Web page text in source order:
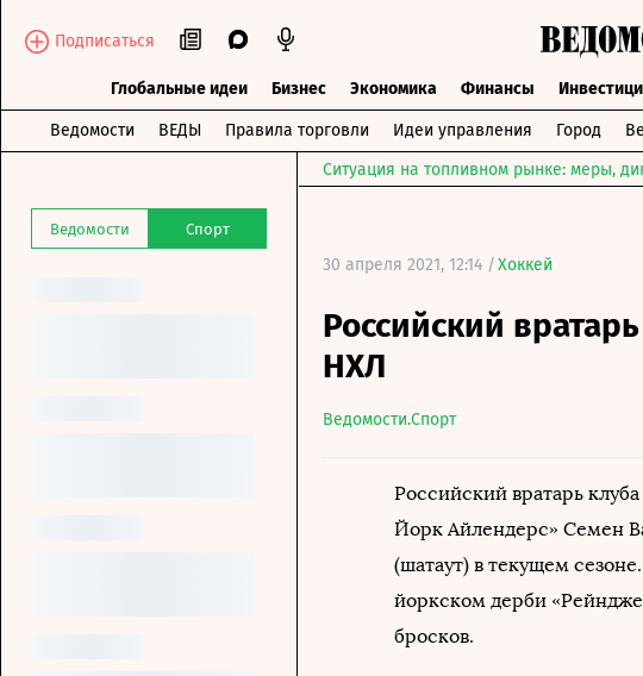
Подписаться
Глобальные идеи Бизнес Экономика Финансы
Ведомости ВЕДЫ Правила торговли Идеи управления Город
Ведомости Спорт
Ситуация на топливном рынке: меры,
30 апреля 2021, 12:14 /Хоккей
Российский
НХЛ
Ведомости.Спорт
Российский вратарь
Йорк Айлендерс» Семен
(шатаут) в текущем
йоркском дерби
бросков.